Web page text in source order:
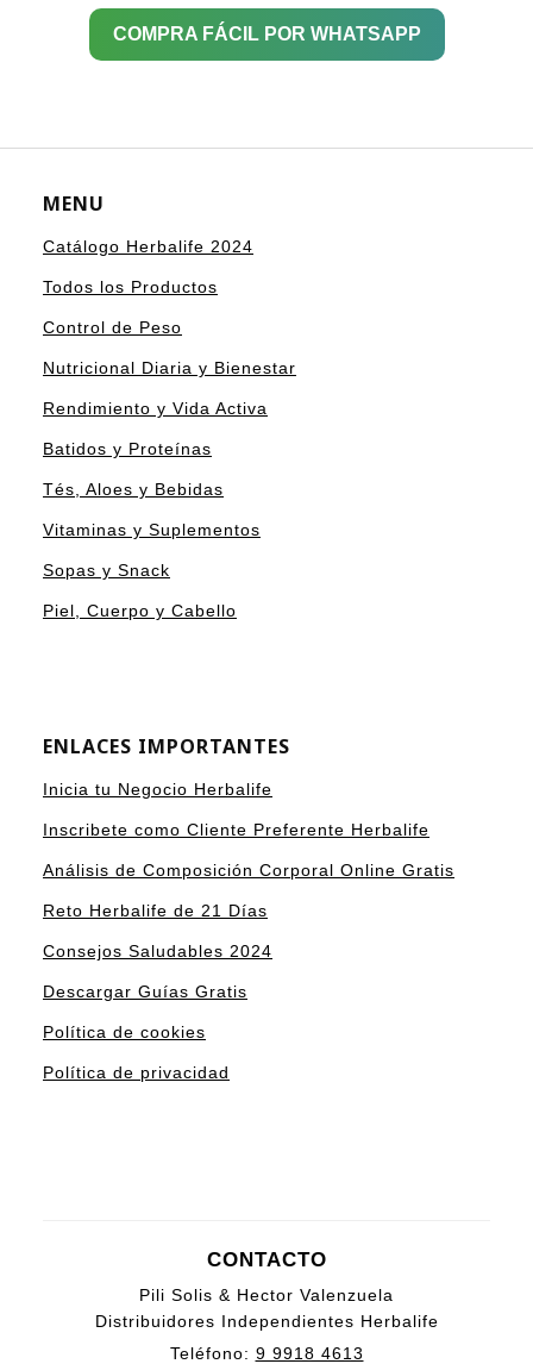
COMPRA FÁCIL POR WHATSAPP
MENU
Catálogo Herbalife 2024
Todos los Productos
Control de Peso
Nutricional Diaria y Bienestar
Rendimiento y Vida Activa
Batidos y Proteínas
Tés, Aloes y Bebidas
Vitaminas y Suplementos
Sopas y Snack
Piel, Cuerpo y Cabello
ENLACES IMPORTANTES
Inicia tu Negocio Herbalife
Inscribete como Cliente Preferente Herbalife
Análisis de Composición Corporal Online Gratis
Reto Herbalife de 21 Días
Consejos Saludables 2024
Descargar Guías Gratis
Política de cookies
Política de privacidad
CONTACTO
Pili Solis & Hector Valenzuela
Distribuidores Independientes Herbalife
Teléfono: 9 9918 4613